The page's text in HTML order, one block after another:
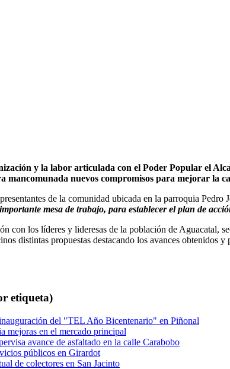
y la labor articulada con el Poder Popular el
mancomunada nuevos compromisos para mejorar la
de la comunidad ubicada en la parroquia
mesa de trabajo, para establecer el plan de
con los líderes y lideresas de la población de Aguacatal,
distintas propuestas destacando los avances obtenidos y
etiqueta)
del "TEL Año Bicentenario" en Piñonal
mejoras en el mercado principal
avance de asfaltado en la calle Carabobo
públicos en Girardot
de colectores en San Jacinto